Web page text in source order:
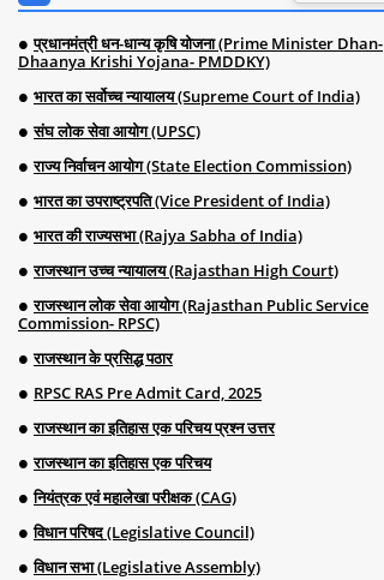
प्रधानमंत्री धन-धान्य कृषि योजना (Prime Minister Dhan-
Dhaanya Krishi Yojana- PMDDKY)
भारत का सर्वोच्च न्यायालय (Supreme Court of India)
संघ लोक सेवा आयोग (UPSC)
राज्य निर्वाचन आयोग (State Election Commission)
भारत का उपराष्ट्रपति (Vice President of India)
भारत की राज्यसभा (Rajya Sabha of India)
राजस्थान उच्च न्यायालय (Rajasthan High Court)
राजस्थान लोक सेवा आयोग (Rajasthan Public Service
Commission- RPSC)
राजस्थान के प्रसिद्ध पठार
RPSC RAS Pre Admit Card, 2025
राजस्थान का इतिहास एक परिचय प्रश्न उत्तर
राजस्थान का इतिहास एक परिचय
नियंत्रक एवं महालेखा परीक्षक (CAG)
विधान परिषद (Legislative Council)
विधान सभा (Legislative Assembly)